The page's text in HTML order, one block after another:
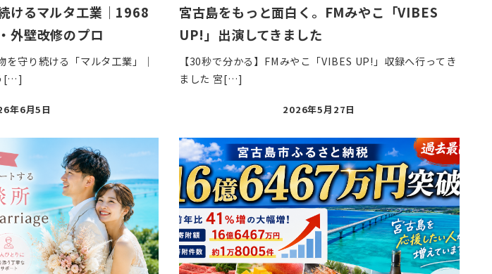
けるマルタ工業｜1968
外壁改修のプロ
守り続ける「マルタ工業」｜
[…]
年6月5日
宮古島をもっと面白く。FMみやこ「VIBES
UP!」出演してきました
【30秒で分かる】FMみやこ「VIBES UP!」収録へ行ってき
ました 宮[…]
投
日
2026年5月27日